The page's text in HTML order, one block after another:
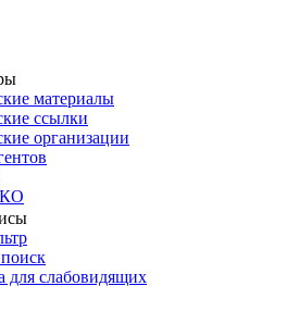
материалы
ссылки
организации
для слабовидящих